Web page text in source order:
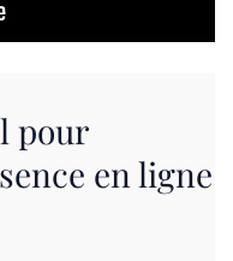
pour
en ligne